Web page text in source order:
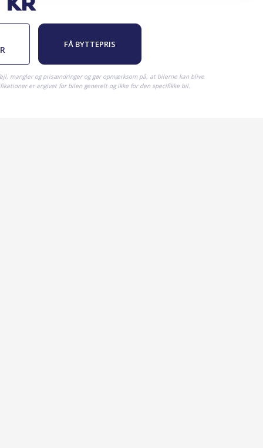
kr
FÅ BYTTEPRIS
mangler og prisændringer og gør opmærksom på, at bilerne kan blive
er angivet for bilen generelt og ikke for den specifikke bil.